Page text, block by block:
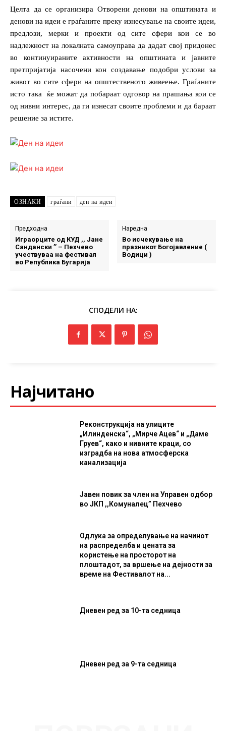
Целта да се организира Отворени денови на општината и
денови на идеи е граѓаните преку изнесување на своите идеи,
предлози, мерки и проекти од сите сфери кои се во
надлежност на локалната самоуправа да дадат свој придонес
во континуираните активности на општината и јавните
претпријатија насочени кон создавање подобри услови за
живот во сите сфери на општественото живеење. Граѓаните
исто така ќе можат да побараат одговор на прашања кои се
од нивни интерес, да ги изнесат своите проблеми и да бараат
решение за истите.
ОЗНАКИ граѓани ден на идеи
Предходна
Играорците од КУД ,, Јане
Сандански ’’ – Пехчево
учествуваа на фестивал
во Република Бугарија
Наредна
Во исчекување на
празникот Богојавление (
Водици )
СПОДЕЛИ НА:
Најчитано
Реконструкција на улиците
„Илинденска“, „Мирче Ацев“ и „Даме
Груев“, како и нивните краци, со
изградба на нова атмосферска
канализација
Јавен повик за член на Управен одбор
во ЈКП ,,Комуналец” Пехчево
Одлука за определување на начинот
на распределба и цената за
користење на просторот на
плоштадот, за вршење на дејности за
време на Фестивалот на...
Дневен ред за 10-та седница
Дневен ред за 9-та седница